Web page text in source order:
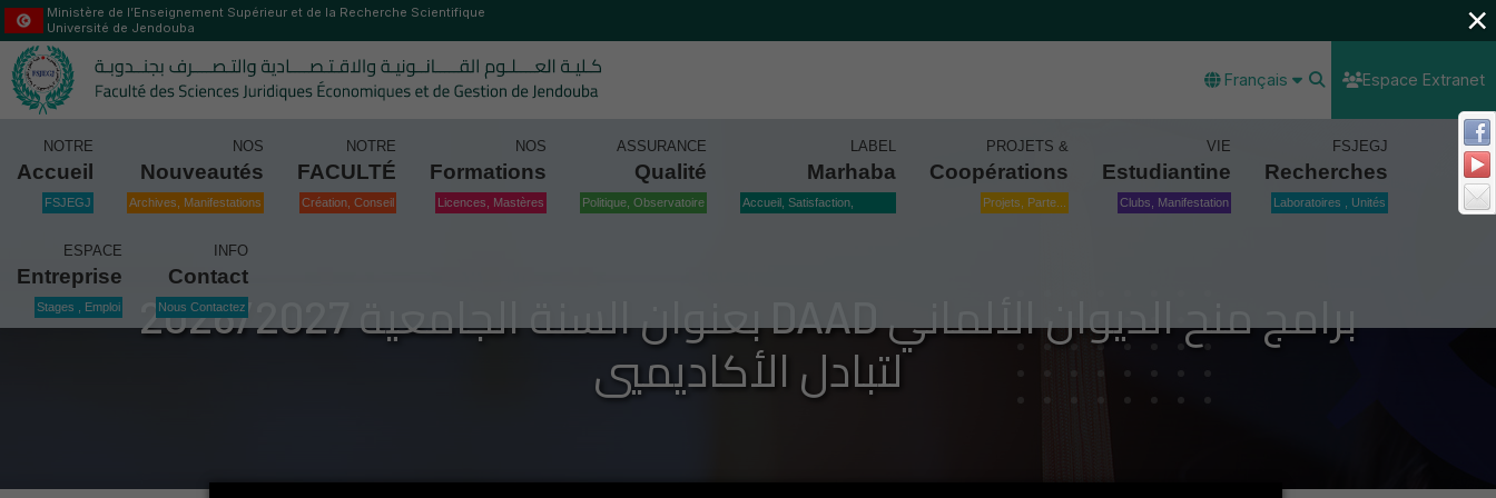
Ministère de l’Enseignement Supérieur et de la Recherche Scientifique
Université de Jendouba
Français Espace Extranet
NOTRE
Accueil
FSJEGJ
NOS
Nouveautés
Archives, Manifestations
NOTRE
FACULTÉ
Création, Conseil
NOS
Formations
Licences, Mastères
ASSURANCE
Qualité
Politique, Observatoire
LABEL
Marhaba
Accueil, Satisfaction,
PROJETS &
Coopérations
Projets, Parte...
VIE
Estudiantine
Clubs, Manifestation
FSJEGJ
Recherches
Laboratoires , Unités
ESPACE
Entreprise
Stages , Emploi
INFO
Contact
Nous Contactez
بعنوان السنة الجامعية 2026/2027 DAAD برامج منح الديوان الألماني
لتبادل الأكاديميي
×